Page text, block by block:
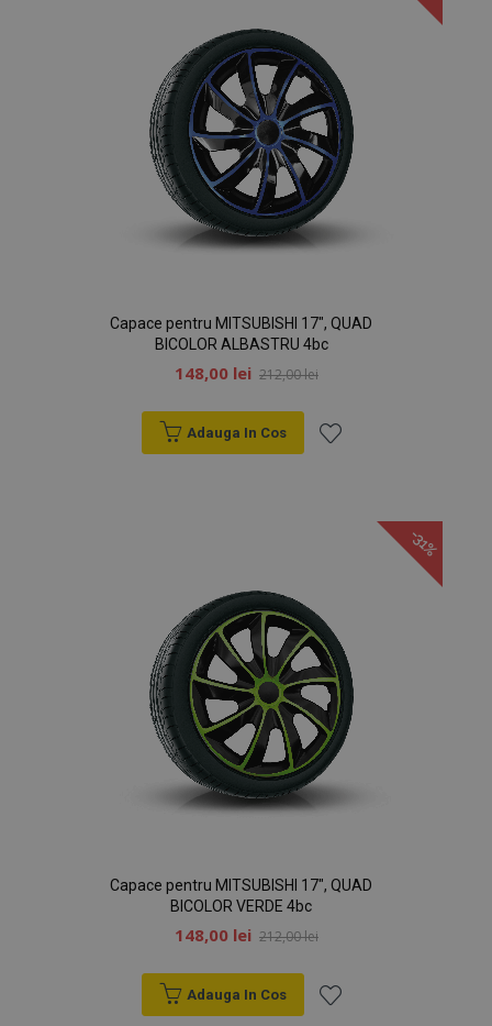
Capace pentru MITSUBISHI 17", QUAD
BICOLOR ALBASTRU 4bc
148,00 lei 212,00 lei
Adauga In Cos
-31%
Capace pentru MITSUBISHI 17", QUAD
BICOLOR VERDE 4bc
148,00 lei 212,00 lei
Adauga In Cos